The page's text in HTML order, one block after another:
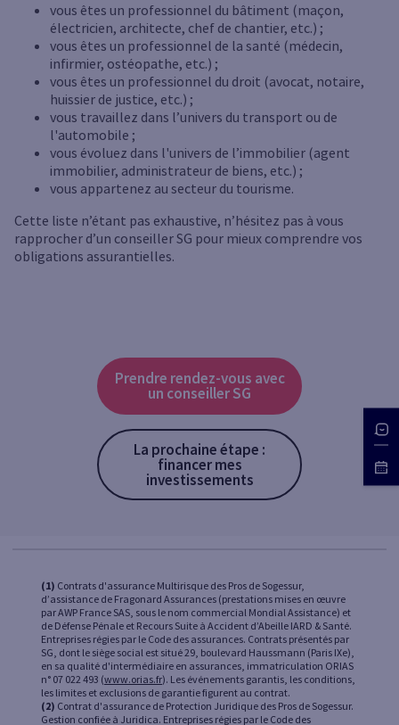
vous êtes un professionnel du bâtiment (maçon,
électricien, architecte, chef de chantier, etc.) ;
vous êtes un professionnel de la santé (médecin,
infirmier, ostéopathe, etc.) ;
vous êtes un professionnel du droit (avocat, notaire,
huissier de justice, etc.) ;
vous travaillez dans l’univers du transport ou de
l'automobile ;
vous évoluez dans l'univers de l’immobilier (agent
immobilier, administrateur de biens, etc.) ;
vous appartenez au secteur du tourisme.
Cette liste n’étant pas exhaustive, n’hésitez pas à vous
rapprocher d’un conseiller SG pour mieux comprendre vos
obligations assurantielles.
Prendre rendez-vous avec
un conseiller SG
La prochaine étape :
financer mes
investissements
(1) Contrats d'assurance Multirisque des Pros de Sogessur,
d’assistance de Fragonard Assurances (prestations mises en œuvre
par AWP France SAS, sous le nom commercial Mondial Assistance) et
de Défense Pénale et Recours Suite à Accident d’Abeille IARD & Santé.
Entreprises régies par le Code des assurances. Contrats présentés par
SG, dont le siège social est situé 29, boulevard Haussmann (Paris IXe),
en sa qualité d'intermédiaire en assurances, immatriculation ORIAS
n° 07 022 493 (www.orias.fr). Les événements garantis, les conditions,
les limites et exclusions de garantie figurent au contrat.
(2) Contrat d'assurance de Protection Juridique des Pros de Sogessur.
Gestion confiée à Juridica. Entreprises régies par le Code des